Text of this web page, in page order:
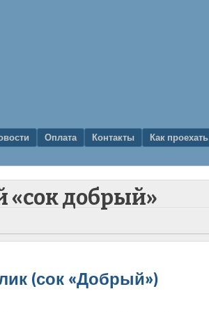
Оплата Контакты Как проехать
«сок добрый»
(сок «Добрый»)